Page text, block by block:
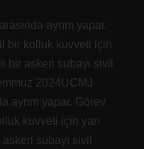
ayrım yapar.
bir kolluk kuvveti için
bir askeri subayı sivil
2024UCMJ
ayrım yapar. Görev
kuvveti için yarı
subayı sivil